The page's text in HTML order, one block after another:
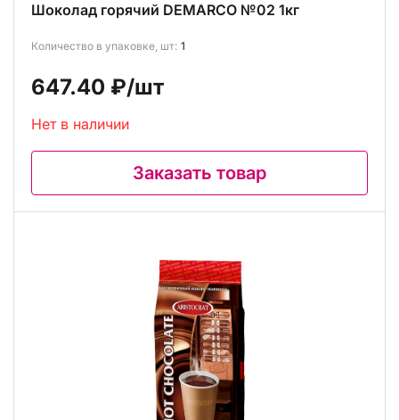
Шоколад горячий DEMARCO №02 1кг
Количество в упаковке, шт: 1
647.40 ₽/шт
Нет в наличии
Заказать товар